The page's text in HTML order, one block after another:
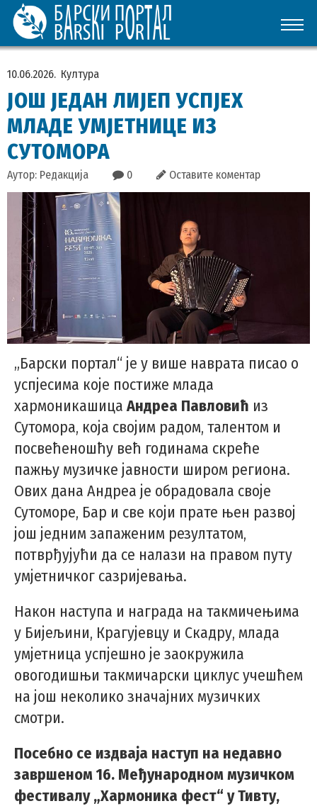
10.06.2026. Култура
ЈОШ ЈЕДАН ЛИЈЕП УСПЈЕХ
МЛАДЕ УМЈЕТНИЦЕ ИЗ
СУТОМОРА
Аутор: Редакција 0 Оставите коментар
„Барски портал“ је у више наврата писао о
успјесима које постиже млада
хармоникашица Андреа Павловић из
Сутомора, која својим радом, талентом и
посвећеношћу већ годинама скреће
пажњу музичке јавности широм региона.
Ових дана Андреа је обрадовала своје
Сутоморе, Бар и све који прате њен развој
још једним запаженим резултатом,
потврђујући да се налази на правом путу
умјетничког сазријевања.
Након наступа и награда на такмичењима
у Бијељини, Крагујевцу и Скадру, млада
умјетница успјешно је заокружила
овогодишњи такмичарски циклус учешћем
на још неколико значајних музичких
смотри.
Посебно се издваја наступ на недавно
завршеном 16. Међународном музичком
фестивалу „Хармоника фест“ у Тивту,